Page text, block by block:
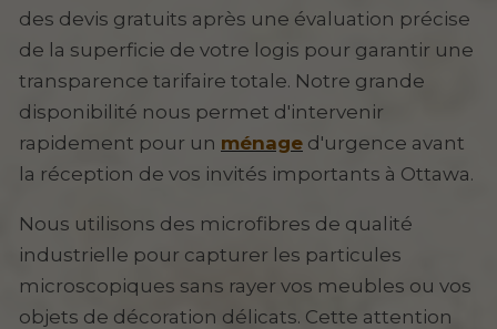
des devis gratuits après une évaluation précise
de la superficie de votre logis pour garantir une
transparence tarifaire totale. Notre grande
disponibilité nous permet d'intervenir
rapidement pour un ménage d'urgence avant
la réception de vos invités importants à Ottawa.
Nous utilisons des microfibres de qualité
industrielle pour capturer les particules
microscopiques sans rayer vos meubles ou vos
objets de décoration délicats. Cette attention